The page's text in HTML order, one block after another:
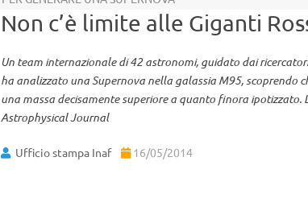
Non c’è limite alle Giganti
Un team internazionale di 42 astronomi, guidato dai
ha analizzato una Supernova nella galassia M95, scoprendo
una massa decisamente superiore a quanto finora ipotizzato.
Astrophysical Journal
Ufficio stampa Inaf 16/05/2014